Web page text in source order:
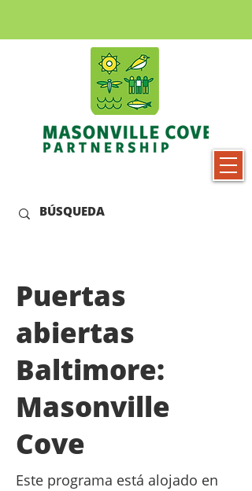
Puertas
abiertas
Baltimore:
Masonville
Cove
Este programa está alojado en